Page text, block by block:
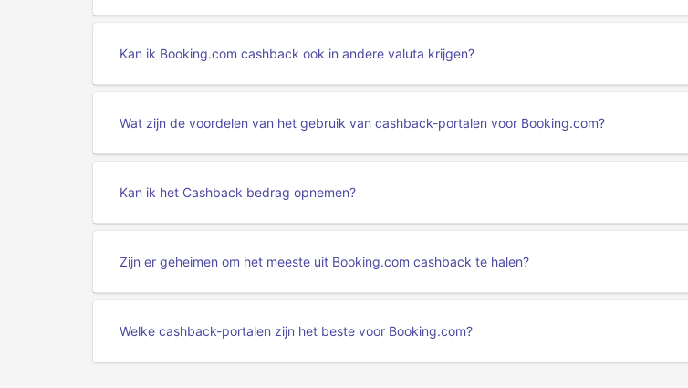
Kan ik Booking.com cashback ook in andere valuta krijgen?
Wat zijn de voordelen van het gebruik van cashback-portalen voor Booking.com?
Kan ik het Cashback bedrag opnemen?
Zijn er geheimen om het meeste uit Booking.com cashback te halen?
Welke cashback-portalen zijn het beste voor Booking.com?